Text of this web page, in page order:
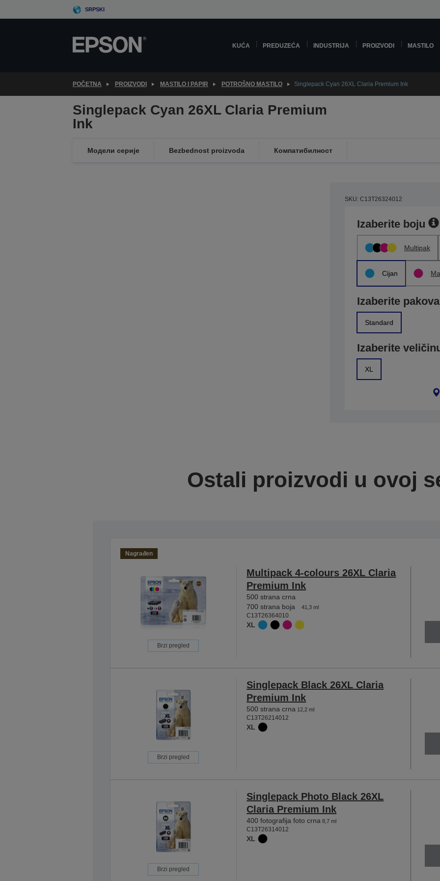
to
SRPSKI
KUĆA PREDUZEĆA INDUSTRIJA PROIZVODI MASTILO
POČETNA PROIZVODI MASTILO I PAPIR POTROŠNO MASTILO Singlepack Cyan 26XL Claria Premium Ink
Singlepack Cyan 26XL Claria Premium
Ink
Модели серије Bezbednost proizvoda Компатибилност
SKU: C13T26324012
Izaberite boju
Multipak
Cijan
Izaberite
Standard
Izaberite
XL
Ostali proizvodi u ovoj
Nagrađen
Brzi pregled
Multipack 4-colours 26XL Claria
Premium Ink
500 strana crna
700 strana boja
41,3 ml
C13T26364010
XL
Brzi pregled
Singlepack Black 26XL Claria
Premium Ink
500 strana crna 12,2 ml
C13T26214012
XL
Brzi pregled
Singlepack Photo Black 26XL
Claria Premium Ink
400 fotografija foto crna 8,7 ml
C13T26314012
XL